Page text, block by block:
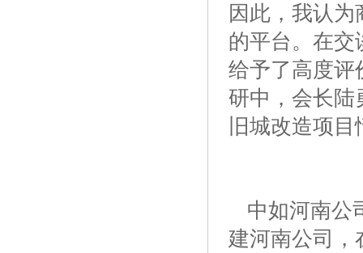
因此，我认
的平台。在交
给予了高度评
研中，会长陆
旧城改造项
中如河南公
建河南公司，